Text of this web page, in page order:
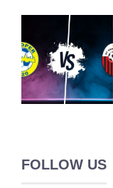
FOLLOW US